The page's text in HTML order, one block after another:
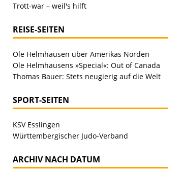
Trott-war – weil's hilft
REISE-SEITEN
Ole Helmhausen über Amerikas Norden
Ole Helmhausens »Special«: Out of Canada
Thomas Bauer: Stets neugierig auf die Welt
SPORT-SEITEN
KSV Esslingen
Württembergischer Judo-Verband
ARCHIV NACH DATUM